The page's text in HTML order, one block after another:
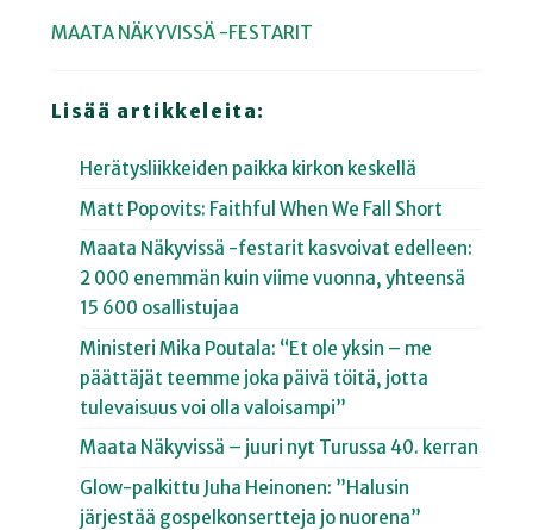
MAATA NÄKYVISSÄ -FESTARIT
Lisää artikkeleita:
Herätysliikkeiden paikka kirkon keskellä
Matt Popovits: Faithful When We Fall Short
Maata Näkyvissä -festarit kasvoivat edelleen:
2 000 enemmän kuin viime vuonna, yhteensä
15 600 osallistujaa
Ministeri Mika Poutala: “Et ole yksin – me
päättäjät teemme joka päivä töitä, jotta
tulevaisuus voi olla valoisampi”
Maata Näkyvissä – juuri nyt Turussa 40. kerran
Glow-palkittu Juha Heinonen: ”Halusin
järjestää gospelkonsertteja jo nuorena”